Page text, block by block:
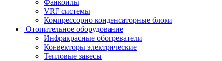
Фанкойлы
VRF системы
Компрессорно конденсаторные блоки
Отопительное оборудование
Инфракрасные обогреватели
Конвекторы электрические
Тепловые завесы